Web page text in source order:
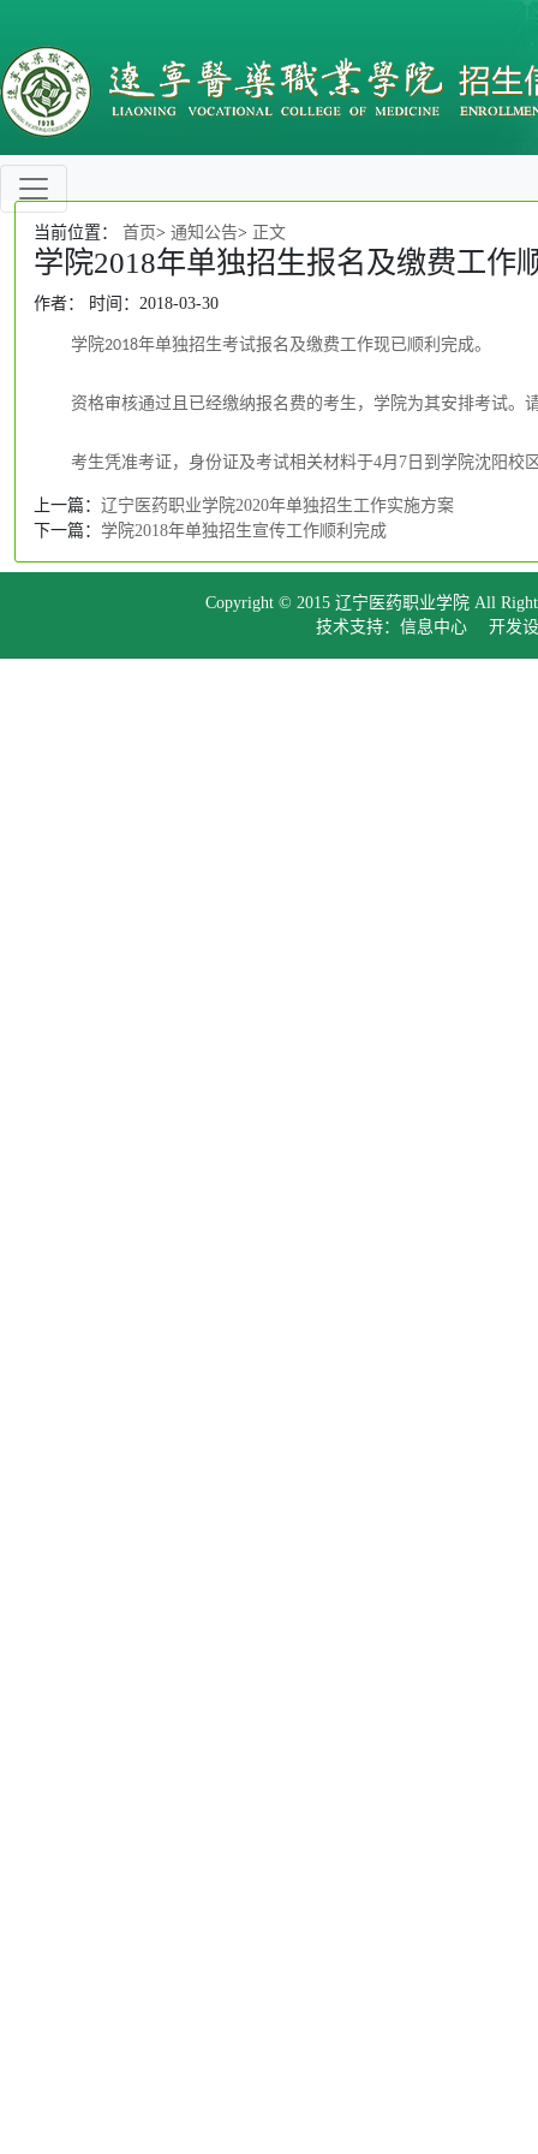
当前位置： 首页> 通知公告> 正文
学院2018年单独招生报名及缴费工作
作者： 时间：2018-03-30
学院2018年单独招生考试报名及缴费工作现已顺利完成。
资格审核通过且已经缴纳报名费的考生，学院为其安排考试。
考生凭准考证，身份证及考试相关材料于4月7日到学院沈阳校
上一篇： 辽宁医药职业学院2020年单独招生工作实施方案
下一篇： 学院2018年单独招生宣传工作顺利完成
Copyright © 2015 辽宁医药职业学院 All
技术支持：信息中心 开发